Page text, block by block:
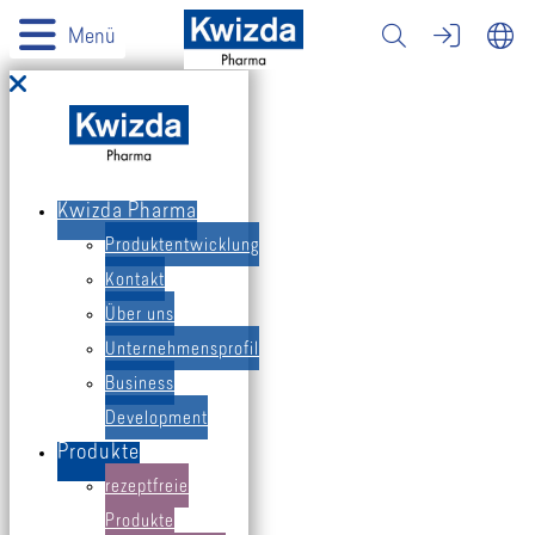
Menü
Kwizda Pharma
Produktentwicklung
Kontakt
Über uns
Unternehmensprofil
Business
Development
Produkte
rezeptfreie
Produkte
Produkte
International
Kwizda Pharma
Apotheke finden
Therapiegebiete